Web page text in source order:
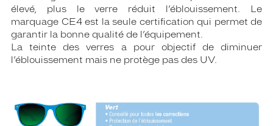
élevé, plus le verre réduit l’éblouissement. Le
marquage CE4 est la seule certification qui permet de
garantir la bonne qualité de l’équipement.
La teinte des verres a pour objectif de diminuer
l’éblouissement mais ne protège pas des UV.